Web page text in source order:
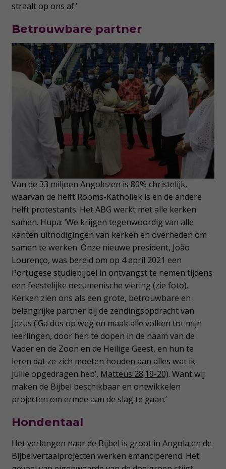
straalt op ons af.’
Betrouwbare partner
Van de 33 miljoen Angolezen is 80% christelijk,
waarvan de helft Rooms-Katholiek is en de andere
helft protestants. Het ABG werkt met alle kerken
samen. Hupa: ‘We krijgen tegenwoordig van alle
kanten uitnodigingen van kerken en overheden om
samen te werken. Onze nieuwe president, João
Lourenço, was bereid om op 4 april 2021 een
Portugese studiebijbel in ontvangst te nemen tijdens
een feestelijke oecumenische viering (zie foto).
Kerken zien ons als een grote, betrouwbare en
belangrijke partner bij de zendingsopdracht van
Jezus (‘Ga dus op weg en maak alle volken tot mijn
leerlingen, door hen te dopen in de naam van de
Vader en de Zoon en de Heilige Geest, en hun te
leren dat ze zich moeten houden aan alles wat ik
jullie opgedragen heb’, Matteüs 28:19-20). Want wij
maken de Bijbel beschikbaar en ontwikkelen
projecten om ermee aan de slag te gaan.’
Hondentaal
Het verlangen naar de Bijbel is groot in Angola en de
Bijbelvertaalprojecten werken emanciperend. Het